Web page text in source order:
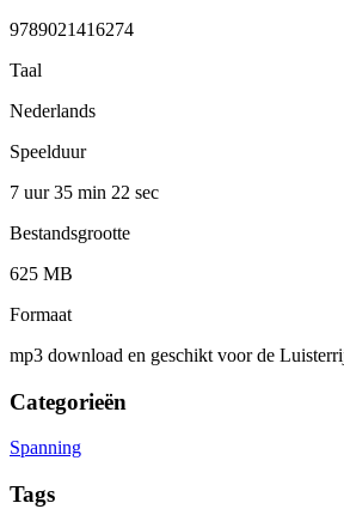
9789021416274
Taal
Nederlands
Speelduur
7 uur 35 min 22 sec
Bestandsgrootte
625 MB
Formaat
mp3 download en geschikt voor de
Categorieën
Spanning
Tags